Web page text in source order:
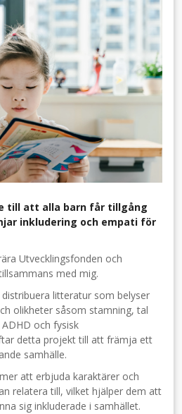
till att alla barn får tillgång
inkludering och empati för
Utvecklingsfonden och
med mig.
litteratur som belyser
olikheter såsom stamning, tal
och fysisk
detta projekt till att främja ett
samhälle.
att erbjuda karaktärer och
relatera till, vilket hjälper dem att
sig inkluderade i samhället.